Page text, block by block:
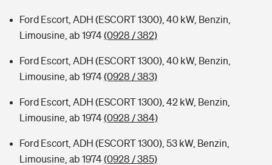
Ford Escort, ADH (ESCORT 1300), 40 kW, Benzin,
Limousine, ab 1974(0928 / 382)
Ford Escort, ADH (ESCORT 1300), 40 kW, Benzin,
Limousine, ab 1974(0928 / 383)
Ford Escort, ADH (ESCORT 1300), 42 kW, Benzin,
Limousine, ab 1974(0928 / 384)
Ford Escort, ADH (ESCORT 1300), 53 kW, Benzin,
Limousine, ab 1974(0928 / 385)